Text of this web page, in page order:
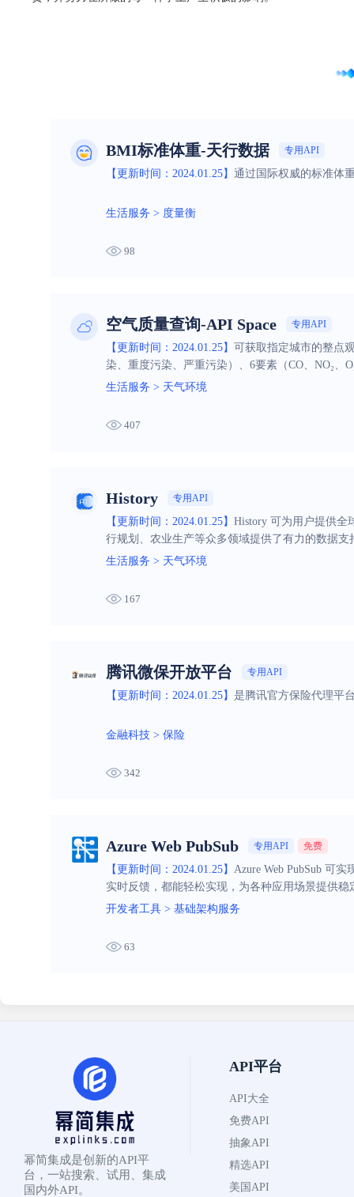
BMI标准体重-天行数据 专用API
【更新时间：2024.01.25】 通过国际权威的标准体
生活服务 > 度量衡
98
空气质量查询-API Space 专用API
【更新时间：2024.01.25】 可获取指定城市的整点
染、重度污染、严重污染）、6要素（CO、NO₂、
为优时，无首要污染物。
生活服务 > 天气环境
407
History 专用API
【更新时间：2024.01.25】 History 可为用户提供全
行规划、农业生产等众多领域提供了有力的数据
生活服务 > 天气环境
167
腾讯微保开放平台 专用API
【更新时间：2024.01.25】 是腾讯官方保险代理平
金融科技 > 保险
342
Azure Web PubSub 专用API 免费
【更新时间：2024.01.25】 Azure Web PubSub 可
实时反馈，都能轻松实现，为各种应用场景提供
开发者工具 > 基础架构服务
63
幂简集成是创新的API平
台，一站搜索、试用、集成
国内外API。
API平台
API大全
免费API
抽象API
精选API
美国API